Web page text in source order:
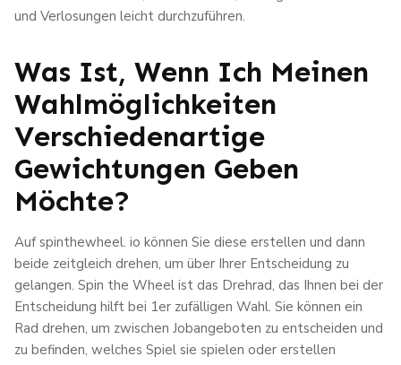
und Verlosungen leicht durchzuführen.
Was Ist, Wenn Ich Meinen
Wahlmöglichkeiten
Verschiedenartige
Gewichtungen Geben
Möchte?
Auf spinthewheel. io können Sie diese erstellen und dann
beide zeitgleich drehen, um über Ihrer Entscheidung zu
gelangen. Spin the Wheel ist das Drehrad, das Ihnen bei der
Entscheidung hilft bei 1er zufälligen Wahl. Sie können ein
Rad drehen, um zwischen Jobangeboten zu entscheiden und
zu befinden, welches Spiel sie spielen oder erstellen